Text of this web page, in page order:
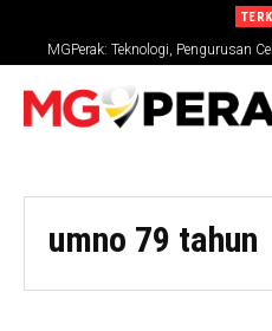
MGPerak: Teknologi, Pengurusan
umno 79 tahun